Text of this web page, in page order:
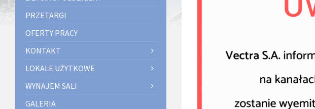
PRZETARGI
OFERTY PRACY
KONTAKT
LOKALE UŻYTKOWE
WYNAJEM SALI
GALERIA